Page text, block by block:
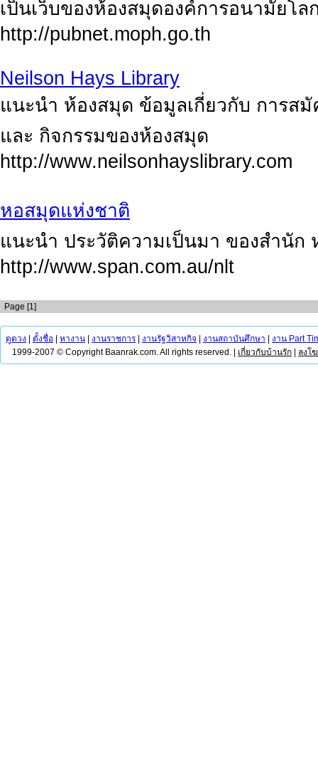
เป็นเว็บของห้องสมุดองค์การอนามัยโล
http://pubnet.moph.go.th
Neilson Hays Library
แนะนำ ห้องสมุด ข้อมูลเกี่ยวกับ การส
และ กิจกรรมของห้องสมุด
http://www.neilsonhayslibrary.com
หอสมุดแห่งชาติ
แนะนำ ประวัติความเป็นมา ของสำนัก
http://www.span.com.au/nlt
Page [1]
ดูดวง ตั้งชื่อ หางาน งานราชการ งานรัฐวิสาหกิจ งานสถาบันศึกษา
งาน Part
1999-2007 © Copyright Baanrak.com. All rights reserved. | เกี่ยวกับบ้านรัก ลงโ